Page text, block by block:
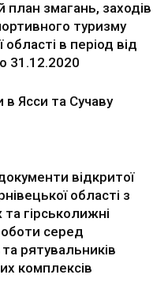
змагань, заходів
туризму
області в період від
31.12.2020
в Ясси та Сучаву
відкритої
області з
гірськолижні
серед
та рятувальників
комплексів